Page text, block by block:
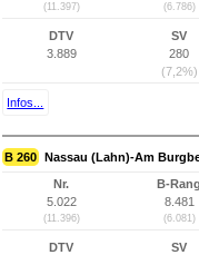
(11.397) (6.786)
DTV
3.889
SV
280
(7,2%)
Infos...
B 260 Nassau (Lahn)-Am
Nr.
5.022
(11.396)
B-Rang
8.481
(6.081)
DTV
SV